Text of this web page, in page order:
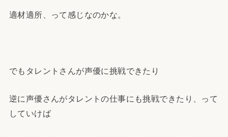
適材適所、って感じなのかな。
でもタレントさんが声優に挑戦できたり
逆に声優さんがタレントの仕事にも挑戦できたり、って
していけば